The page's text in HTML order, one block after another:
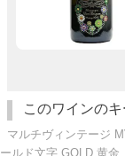
このワインの
マルチヴィンテージ
ールド文字 GOLD 黄金